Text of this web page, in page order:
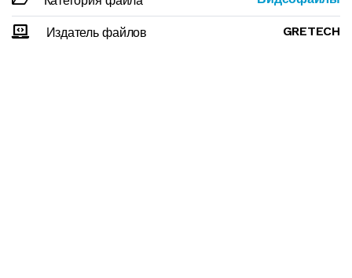
Издатель файлов GRETECH